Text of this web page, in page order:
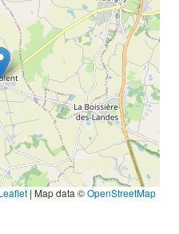
| Map data ©OpenStreetMap